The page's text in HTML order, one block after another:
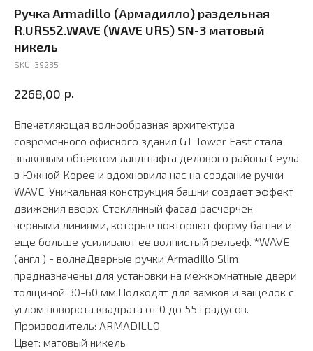
Ручка Armadillo (Армадилло) раздельная
R.URS52.WAVE (WAVE URS) SN-3 матовый
никель
SKU: 39235
2268,00 р.
Впечатляющая волнообразная архитектура
современного офисного здания GT Tower East стала
знаковым объектом ландшафта делового района Сеула
в Южной Корее и вдохновила нас на создание ручки
WAVE. Уникальная конструкция башни создает эффект
движения вверх. Стеклянный фасад расчерчен
черными линиями, которые повторяют форму башни и
еще больше усиливают ее волнистый рельеф. *WAVE
(англ.) - волнаДверные ручки Armadillo Slim
предназначены для установки на межкомнатные двери
толщиной 30-60 мм.Подходят для замков и защелок с
углом поворота квадрата от 0 до 55 градусов.
Производитель: ARMADILLO
Цвет: матовый никель